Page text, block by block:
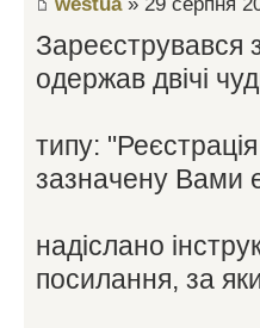
Зареєструвався
одержав двічі
типу:
зазначену Вами
надіслано
посилання, за